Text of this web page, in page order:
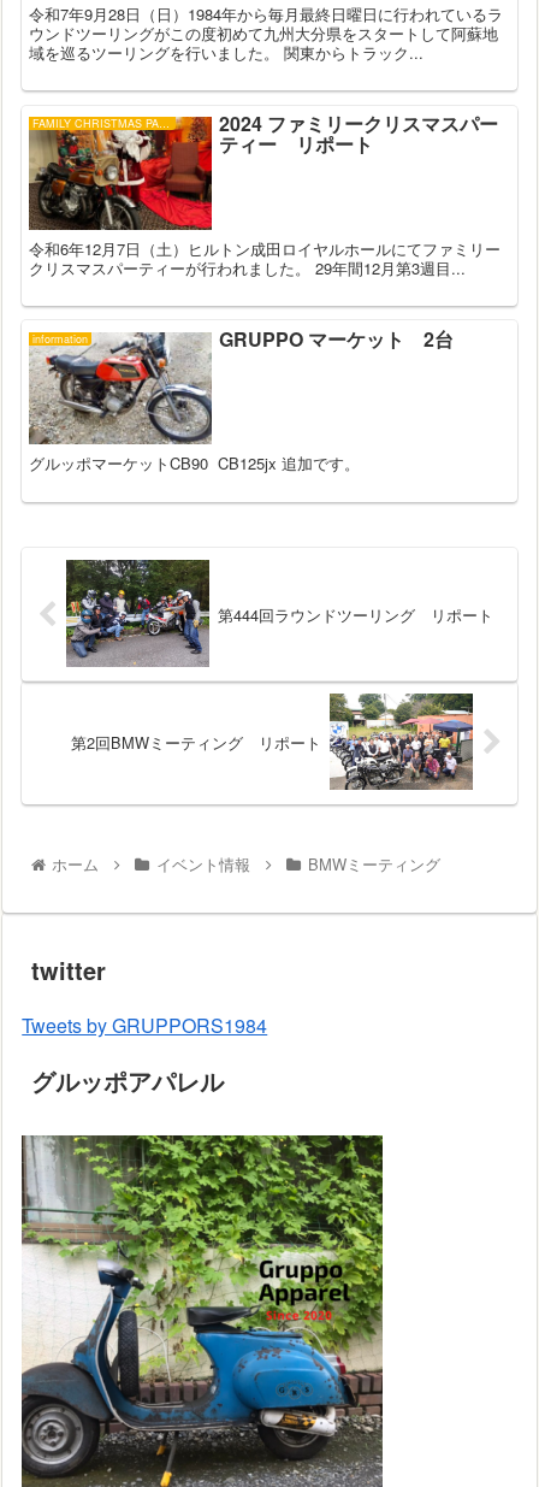
令和7年9月28日（日）1984年から毎月最終日曜日に行われているラ
ウンドツーリングがこの度初めて九州大分県をスタートして阿蘇地
域を巡るツーリングを行いました。 関東からトラック...
FAMILY CHRISTMAS PARTY 2024 ファミリークリスマスパー
ティー リポート
令和6年12月7日（土）ヒルトン成田ロイヤルホールにてファミリー
クリスマスパーティーが行われました。 29年間12月第3週目...
information GRUPPO マーケット 2台
グルッポマーケットCB90 CB125jx 追加です。
第444回ラウンドツーリング リポート
第2回BMWミーティング リポート
ホーム イベント情報 BMWミーティング
twitter
Tweets by GRUPPORS1984
グルッポアパレル